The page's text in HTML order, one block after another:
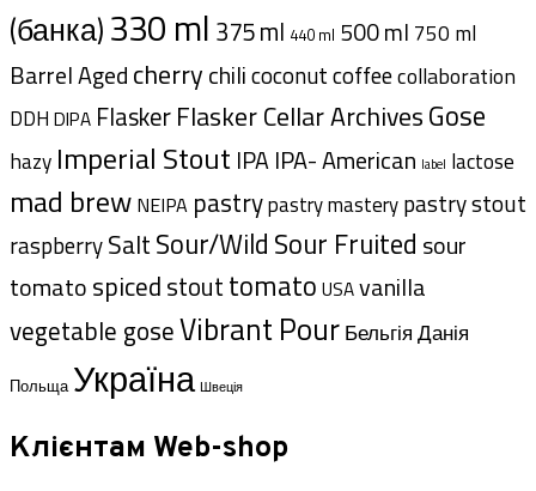
(банка)330 ml 375 ml 440 ml 500 ml 750 ml
Barrel Agedcherrychilicoconutcoffeecollaboration
DDH DIPA FlaskerFlasker Cellar ArchivesGose
hazy Imperial Stout IPA IPA- American label lactose
mad brew NEIPA pastrypastry masterypastry stout
raspberrySaltSour/Wild Sour Fruited sour
tomatospicedstouttomato USAvanilla
vegetable goseVibrant PourБельгіяДанія
Польща Україна Швеція
Клієнтам Web-shop